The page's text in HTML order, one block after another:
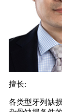
擅长:
各类型牙列缺